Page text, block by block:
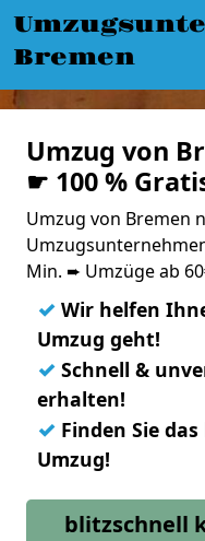
Bremen
Umzug von
☛ 100 %
Umzug von Bremen
Min. ➨ Umzüge ab
✓ Wir helfen
Umzug geht!
✓ Schnell &
erhalten!
✓ Finden Sie
Umzug!
blitzschnell